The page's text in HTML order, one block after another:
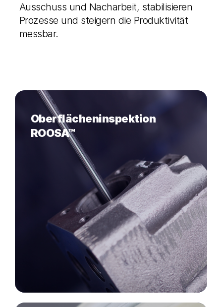
Ausschuss und Nacharbeit, stabilisieren
Prozesse und steigern die Produktivität
messbar.
Oberflächeninspektion
ROOSA™